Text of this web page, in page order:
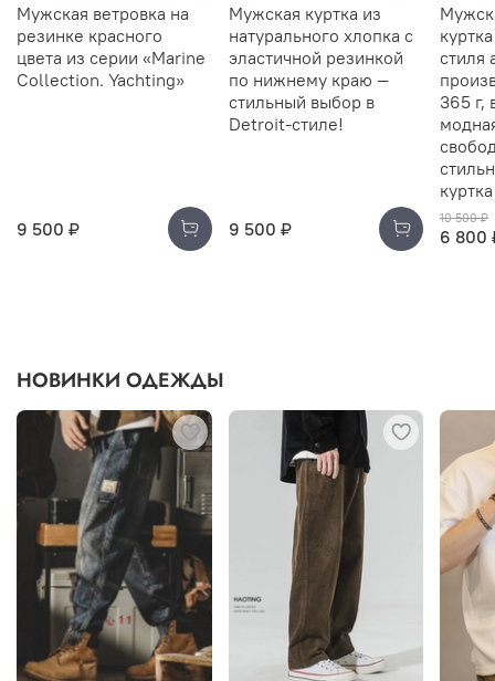
Мужская ветровка на
резинке красного
цвета из серии «Marine
Collection. Yachting»
9 500 ₽
Мужская куртка из
натурального хлопка с
эластичной резинкой
по нижнему краю —
стильный выбор в
Detroit-стиле!
9 500 ₽
стиля
365 г,
10 500 ₽
6 800
НОВИНКИ ОДЕЖДЫ